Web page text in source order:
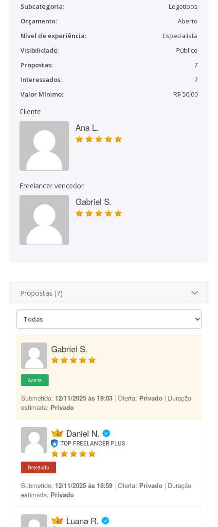
Subcategoria:
Logotipos
Orçamento:
Aberto
Nível de experiência:
Especialista
Visibilidade:
Público
Propostas:
7
Interessados:
7
Valor Mínimo:
R$ 50,00
Cliente
Ana L.
Freelancer vencedor
Gabriel S.
Propostas (7)
Gabriel S.
Aceita
Submetido: 12/11/2025 às 19:03 | Oferta: Privado | Duração
estimada: Privado
Daniel N.
TOP FREELANCER PLUS
Rejeitada
Submetido: 12/11/2025 às 18:59 | Oferta: Privado | Duração
estimada: Privado
Luana R.